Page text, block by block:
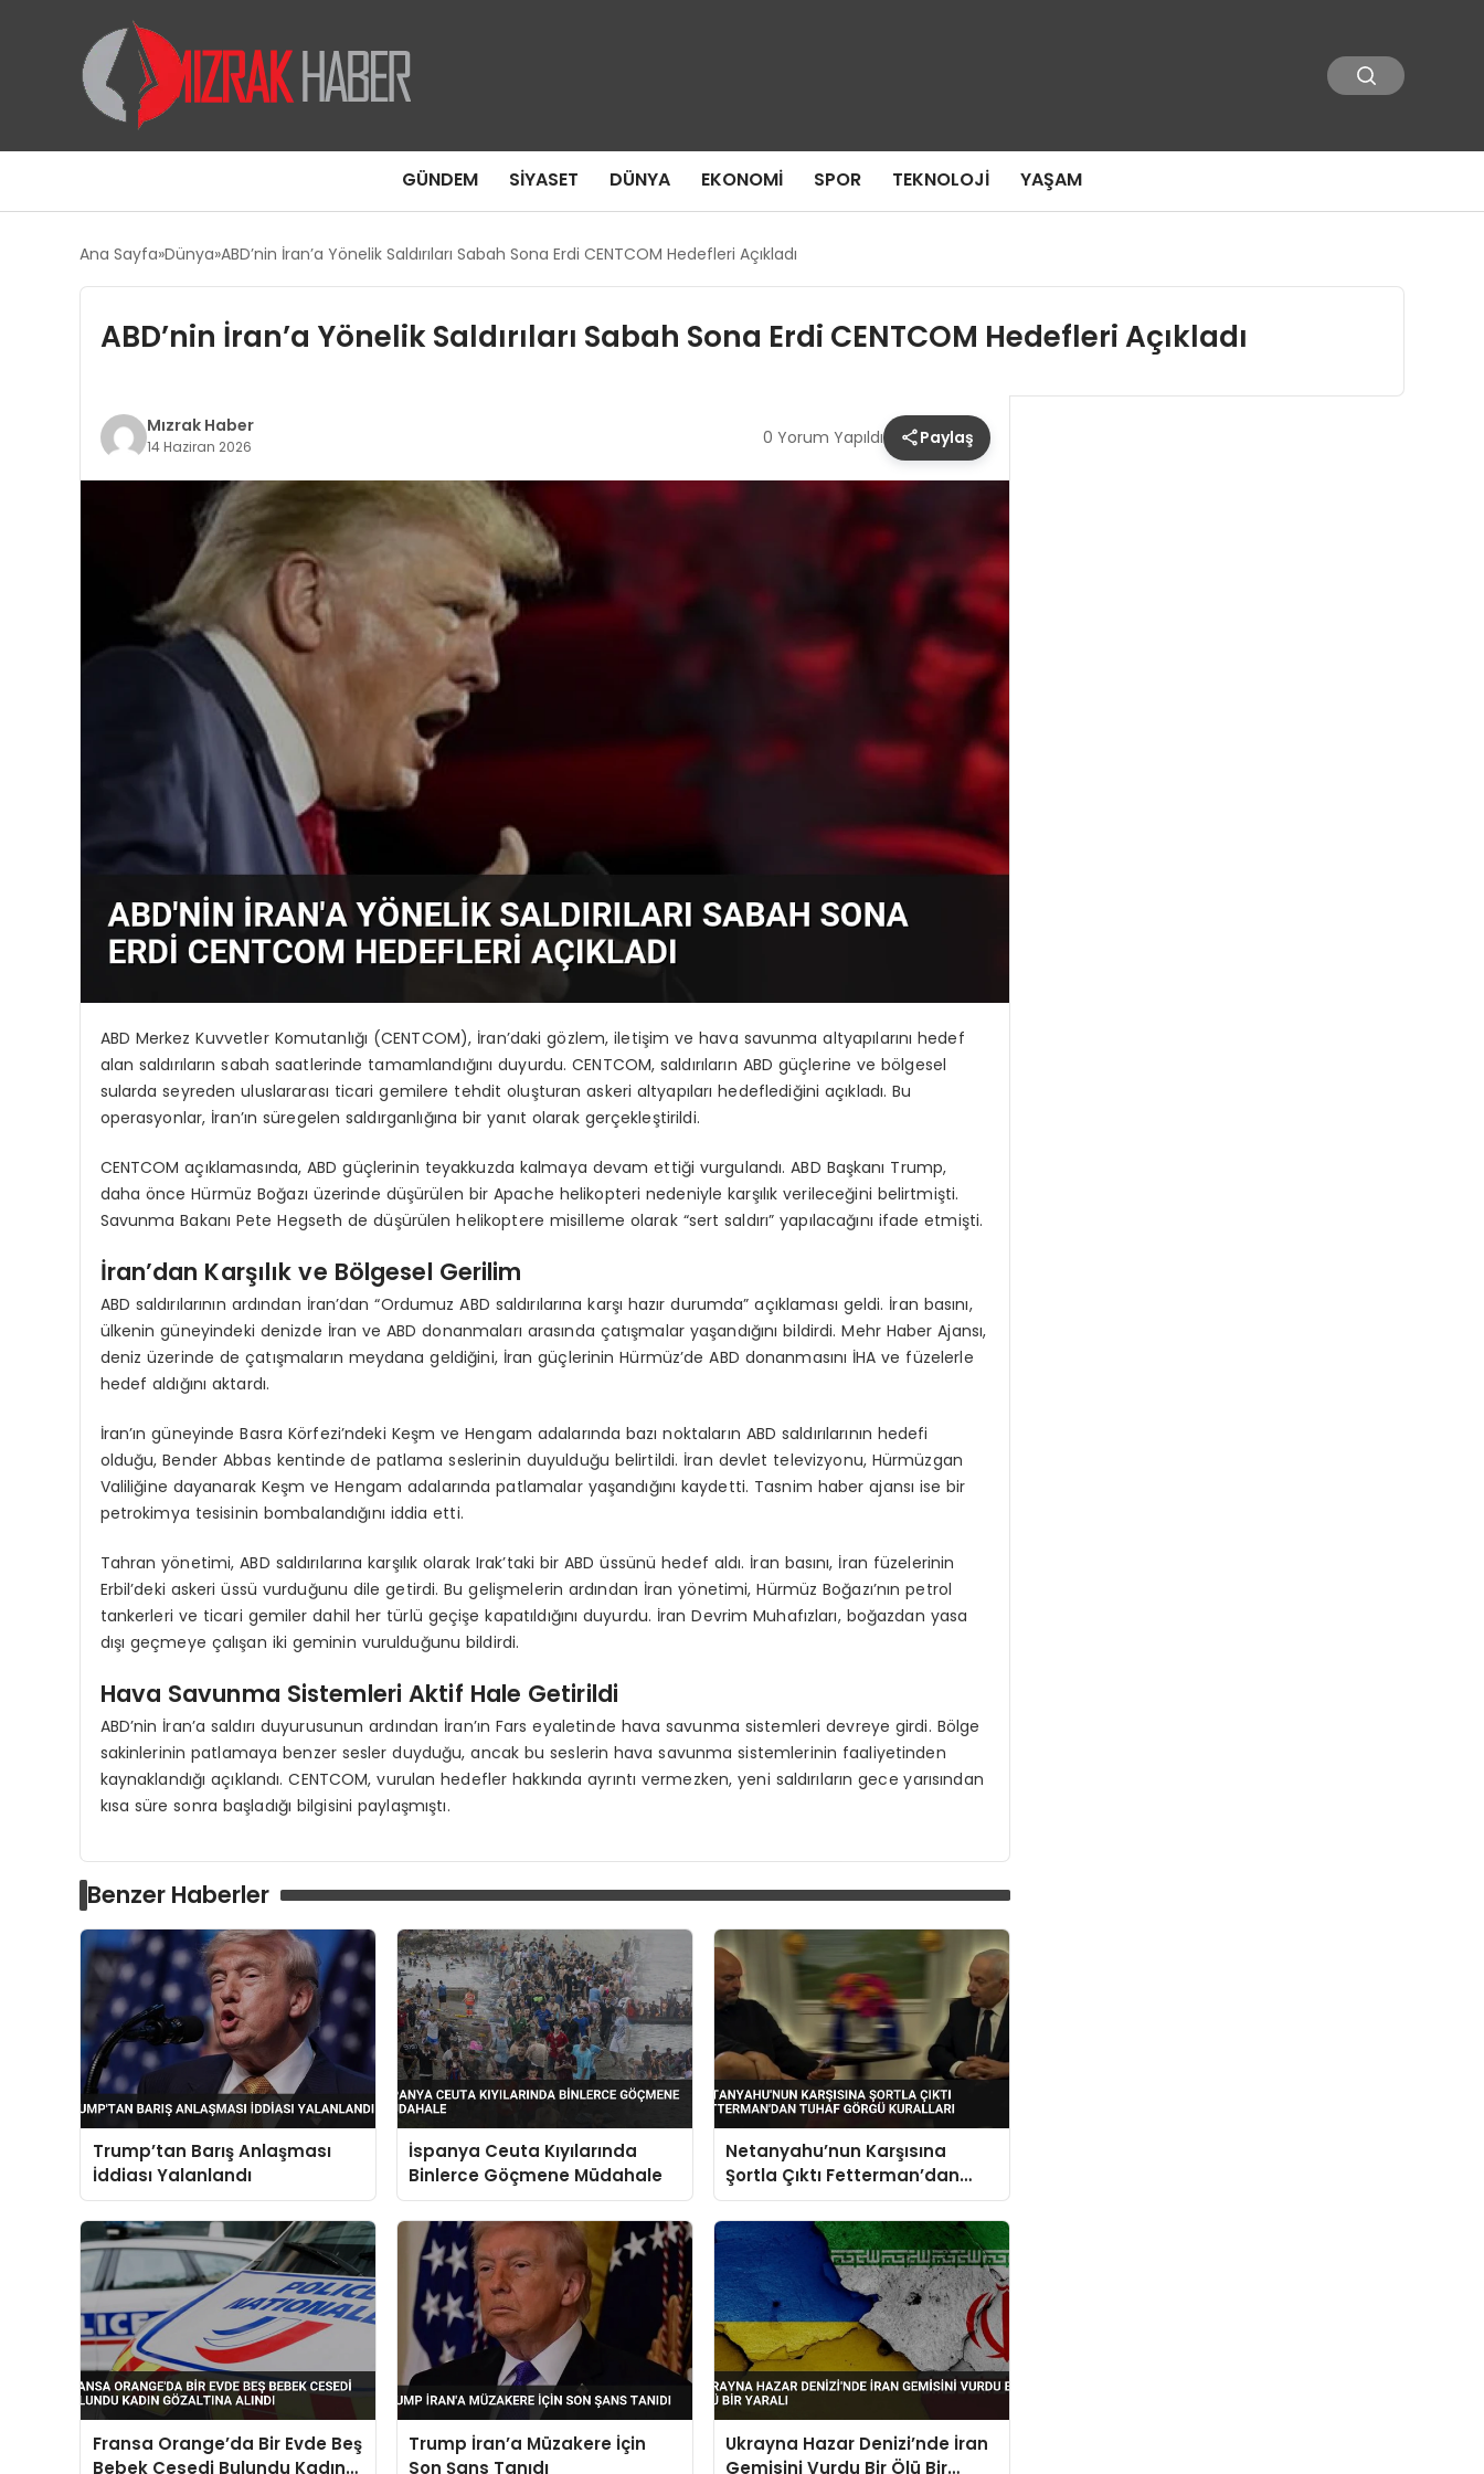
GÜNDEM SIYASET DÜNYA EKONOMI SPOR TEKNOLOJI YAŞAM
Ana Sayfa Dünya ABD’nin İran’a Yönelik Saldırıları Sabah Sona Erdi CENTCOM Hedefleri Açıkladı
ABD’nin İran’a Yönelik Saldırıları Sabah Sona Erdi CENTCOM Hedefleri Açıkladı
Mızrak Haber
14 Haziran 2026 0 Yorum Yapıldı Paylaş
ABD Merkez Kuvvetler Komutanlığı (CENTCOM), İran’daki gözlem, iletişim ve hava savunma altyapılarını hedef
alan saldırıların sabah saatlerinde tamamlandığını duyurdu. CENTCOM, saldırıların ABD güçlerine ve bölgesel
sularda seyreden uluslararası ticari gemilere tehdit oluşturan askeri altyapıları hedeflediğini açıkladı. Bu
operasyonlar, İran’ın süregelen saldırganlığına bir yanıt olarak gerçekleştirildi.
CENTCOM açıklamasında, ABD güçlerinin teyakkuzda kalmaya devam ettiği vurgulandı. ABD Başkanı Trump,
daha önce Hürmüz Boğazı üzerinde düşürülen bir Apache helikopteri nedeniyle karşılık verileceğini belirtmişti.
Savunma Bakanı Pete Hegseth de düşürülen helikoptere misilleme olarak “sert saldırı” yapılacağını ifade etmişti.
İran’dan Karşılık ve Bölgesel Gerilim
ABD saldırılarının ardından İran’dan “Ordumuz ABD saldırılarına karşı hazır durumda” açıklaması geldi. İran basını,
ülkenin güneyindeki denizde İran ve ABD donanmaları arasında çatışmalar yaşandığını bildirdi. Mehr Haber Ajansı,
deniz üzerinde de çatışmaların meydana geldiğini, İran güçlerinin Hürmüz’de ABD donanmasını İHA ve füzelerle
hedef aldığını aktardı.
İran’ın güneyinde Basra Körfezi’ndeki Keşm ve Hengam adalarında bazı noktaların ABD saldırılarının hedefi
olduğu, Bender Abbas kentinde de patlama seslerinin duyulduğu belirtildi. İran devlet televizyonu, Hürmüzgan
Valiliğine dayanarak Keşm ve Hengam adalarında patlamalar yaşandığını kaydetti. Tasnim haber ajansı ise bir
petrokimya tesisinin bombalandığını iddia etti.
Tahran yönetimi, ABD saldırılarına karşılık olarak Irak’taki bir ABD üssünü hedef aldı. İran basını, İran füzelerinin
Erbil’deki askeri üssü vurduğunu dile getirdi. Bu gelişmelerin ardından İran yönetimi, Hürmüz Boğazı’nın petrol
tankerleri ve ticari gemiler dahil her türlü geçişe kapatıldığını duyurdu. İran Devrim Muhafızları, boğazdan yasa
dışı geçmeye çalışan iki geminin vurulduğunu bildirdi.
Hava Savunma Sistemleri Aktif Hale Getirildi
ABD’nin İran’a saldırı duyurusunun ardından İran’ın Fars eyaletinde hava savunma sistemleri devreye girdi. Bölge
sakinlerinin patlamaya benzer sesler duyduğu, ancak bu seslerin hava savunma sistemlerinin faaliyetinden
kaynaklandığı açıklandı. CENTCOM, vurulan hedefler hakkında ayrıntı vermezken, yeni saldırıların gece yarısından
kısa süre sonra başladığı bilgisini paylaşmıştı.
Benzer Haberler
Trump’tan Barış Anlaşması
İddiası Yalanlandı
İspanya Ceuta Kıyılarında
Binlerce Göçmene Müdahale
Netanyahu’nun Karşısına
Şortla Çıktı Fetterman’dan
Tuhaf Görgü Kuralları
Fransa Orange’da Bir Evde Beş
Bebek Cesedi Bulundu Kadın
Trump İran’a Müzakere İçin
Son Şans Tanıdı
Ukrayna Hazar Denizi’nde İran
Gemisini Vurdu Bir Ölü Bir